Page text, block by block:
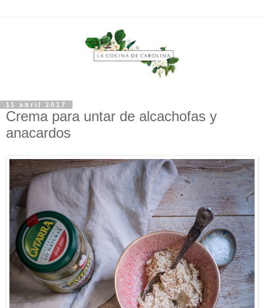
11 abril 2017
Crema para untar de alcachofas y
anacardos